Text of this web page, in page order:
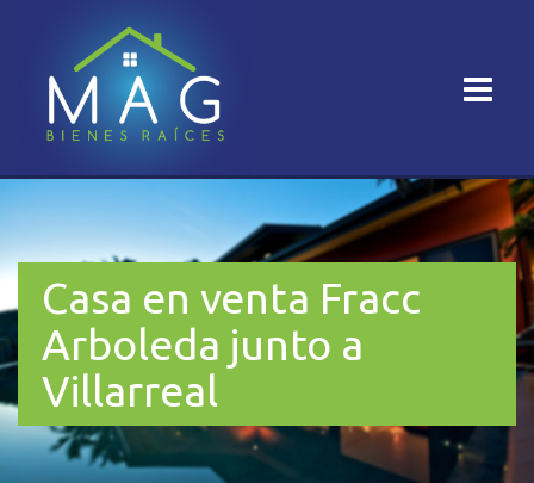
Casa en venta Fracc
Arboleda junto a
Villarreal